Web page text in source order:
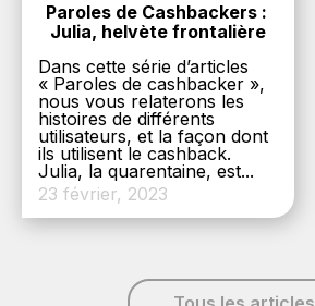
Paroles de Cashbackers :
Julia, helvète frontalière
Dans cette série d’articles
« Paroles de cashbacker »,
nous vous relaterons les
histoires de différents
utilisateurs, et la façon dont
ils utilisent le cashback.
Julia, la quarentaine, est...
23 février, 2023